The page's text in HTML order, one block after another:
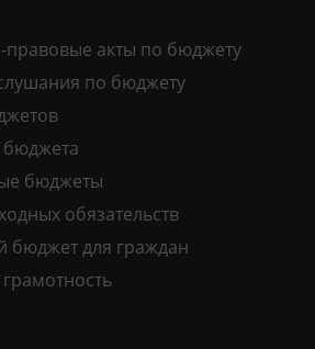
акты по бюджету
по бюджету
бюджеты
обязательств
бюджет для граждан